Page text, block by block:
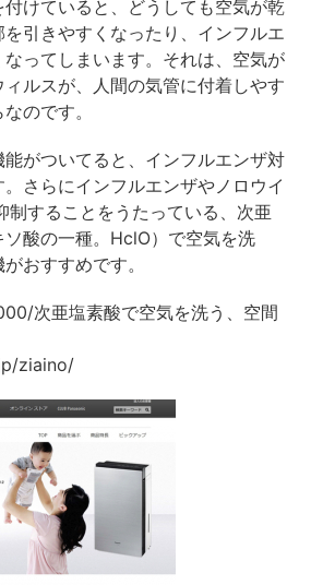
けていると、どうしても空気が乾
引きやすくなったり、インフルエ
ってしまいます。それは、空気が
ルスが、人間の気管に付着しやす
のです。
がついてると、インフルエンザ対
さらにインフルエンザやノロウイ
制することをうたっている、次亜
酸の一種。HclO）で空気を洗
おすすめです。
次亜塩素酸で空気を洗う、空間
ziaino/